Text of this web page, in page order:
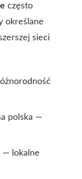
często
określane
sieci
polska —
— lokalne